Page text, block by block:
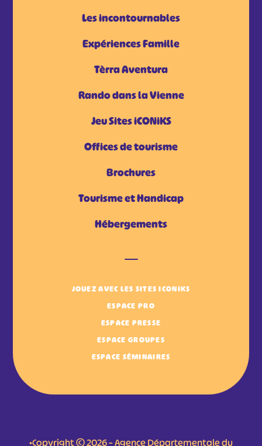
Les incontournables
Expériences Famille
Tèrra Aventura
Rando dans la Vienne
Jeu Sites iCONiKS
Offices de tourisme
Brochures
Tourisme et Handicap
Hébergements
JOUEZ AVEC LES SITES ICONIKS
ESPACE PRO
ESPACE PRESSE
ESPACE GROUPES
ESPACE SÉMINAIRES
•Copyright © 2026 – Agence Départementale du